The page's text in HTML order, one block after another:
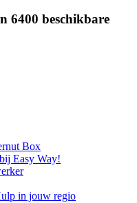
6400 beschikbare
Box
Easy Way!
in jouw regio